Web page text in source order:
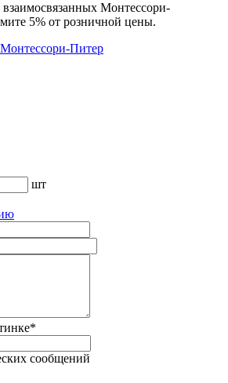
Монтессори-
5% от розничной цены.
Монтессори-Питер
шт
*
сообщений